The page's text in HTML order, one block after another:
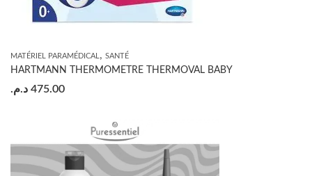
MATÉRIEL PARAMÉDICAL , SANTÉ
HARTMANN THERMOMETRE THERMOVAL BABY
475.00 د.م.